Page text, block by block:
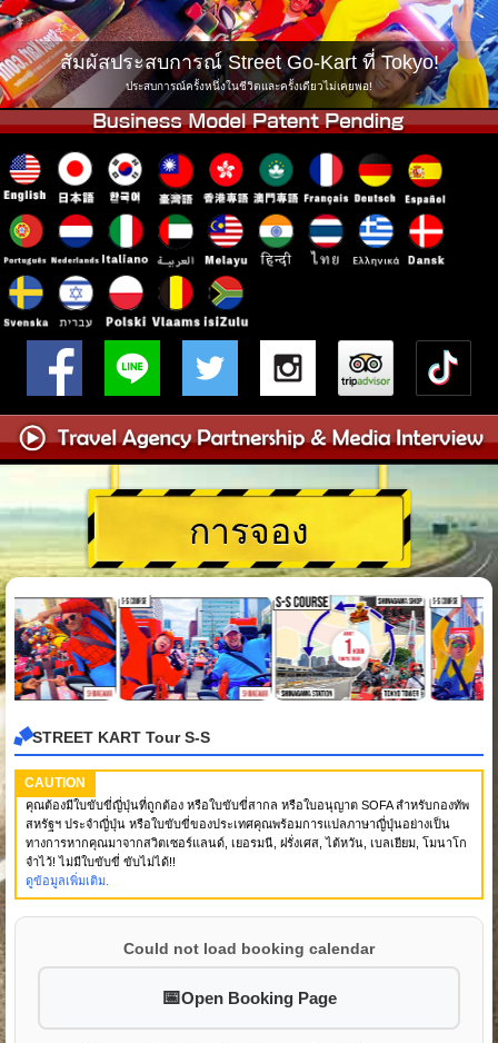
Tokyo Shibuya Annex Tokyo Bay
Tokyo Asakusa Osaka
Okinawa
สัมผัสประสบการณ์ Street Go-Kart ที่ Tokyo!
ประสบการณ์ครั้งหนึ่งในชีวิตและครั้งเดียวไม่เคยพอ!
การจอง
STREET KART Tour S-S
CAUTION
คุณต้องมีใบขับขี่ญี่ปุ่นที่ถูกต้อง หรือใบขับขี่สากล หรือใบอนุญาต SOFA สำหรับกองทัพ
สหรัฐฯ ประจำญี่ปุ่น หรือใบขับขี่ของประเทศคุณพร้อมการแปลภาษาญี่ปุ่นอย่างเป็น
ทางการหากคุณมาจากสวิตเซอร์แลนด์, เยอรมนี, ฝรั่งเศส, ไต้หวัน, เบลเยียม, โมนาโก
จำไว้! ไม่มีใบขับขี่ ขับไม่ได้!!
ดูข้อมูลเพิ่มเติม.
Could not load booking calendar
Open Booking Page